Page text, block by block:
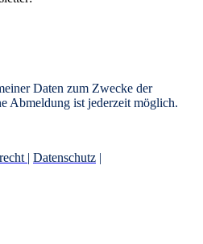
Daten zum Zwecke der
Abmeldung ist jederzeit möglich.
| Datenschutz |